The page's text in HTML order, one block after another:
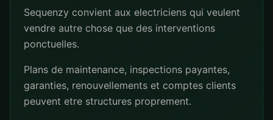
Sequenzy convient aux electriciens qui veulent
vendre autre chose que des interventions
ponctuelles.
Plans de maintenance, inspections payantes,
garanties, renouvellements et comptes clients
peuvent etre structures proprement.